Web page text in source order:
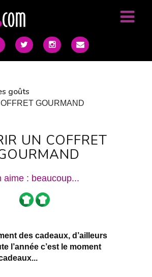
goûts
GOURMAND
UN COFFRET
aime : beaucoup...
des cadeaux, d’ailleurs
l’année c’est le moment